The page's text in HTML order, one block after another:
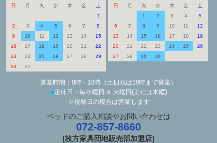
日
月 火 水 木 金
土
1
2
3 4 5 6 7
8
9
10 11 12 13 14
15
16
17 18 19 20 21
22
23
24 25 26 27 28
29
30
31
日
月 火 水 木 金
土
1
2 3 4
5
6
7 8 9 10 11
12
13
14 15 16 17 18
19
20
21 22 23 24 25
26
27
28 29 30
営業時間：9時～18時（土日祝は19時まで営業）
■定休日：毎水曜日 & 火曜日(または木曜)
※祝祭日の場合は営業します
ベッドのご購入相談やお問い合わせは
072-857-8660
[枚方家具団地販売部加盟店]